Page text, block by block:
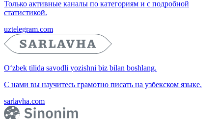
Только активные каналы по категориям и с подробной
статистикой.
uztelegram.com
O‘zbek tilida savodli yozishni biz bilan boshlang.
С нами вы научитесь грамотно писать на узбекском языке.
sarlavha.com